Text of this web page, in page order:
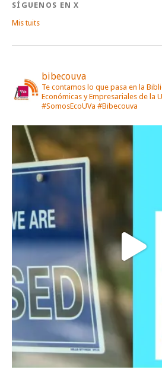
SÍGUENOS EN X
Mis tuits
bibecouva
Te contamos lo que pasa en la
Económicas y Empresariales de la
#SomosEcoUVa #Bibecouva